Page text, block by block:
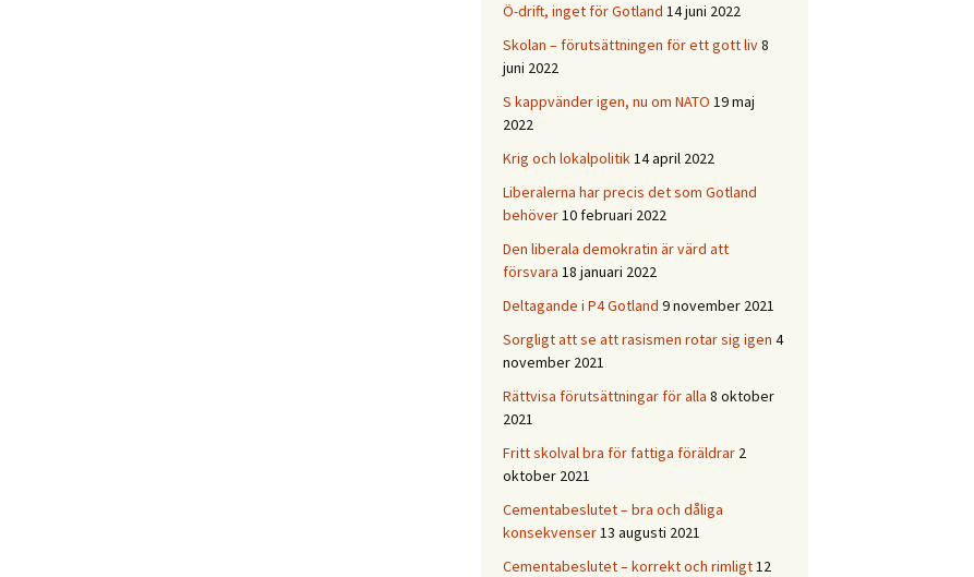
Ö-drift, inget för Gotland 14 juni 2022
Skolan – förutsättningen för ett gott liv8
juni 2022
S kappvänder igen, nu om NATO 19 maj
2022
Krig och lokalpolitik14 april 2022
Liberalerna har precis det som Gotland
behöver10 februari 2022
Den liberala demokratin är värd att
försvara 18 januari 2022
Deltagande i P4 Gotland 9 november 2021
Sorgligt att se att rasismen rotar sig igen 4
november 2021
Rättvisa förutsättningar för alla 8 oktober
2021
Fritt skolval bra för fattiga föräldrar 2
oktober 2021
Cementabeslutet – bra och dåliga
konsekvenser13 augusti 2021
Cementabeslutet – korrekt och rimligt12